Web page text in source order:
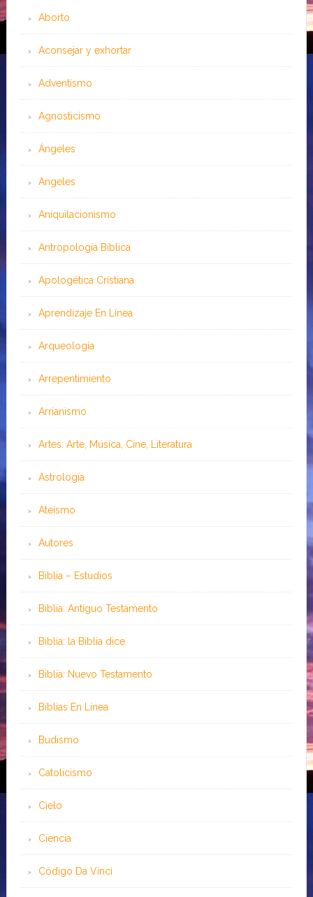
Aborto
Aconsejar y exhortar
Adventismo
Agnosticismo
Ángeles
Angeles
Aniquilacionismo
Antropología Bíblica
Apologética Cristiana
Aprendizaje En Línea
Arqueología
Arrepentimiento
Arrianismo
Artes: Arte, Música, Cine, Literatura
Astrología
Ateísmo
Autores
Biblia – Estudios
Biblia: Antiguo Testamento
Biblia: la Biblia dice
Biblia: Nuevo Testamento
Bíblias En Línea
Budismo
Catolicismo
Cielo
Ciencia
Código Da Vinci